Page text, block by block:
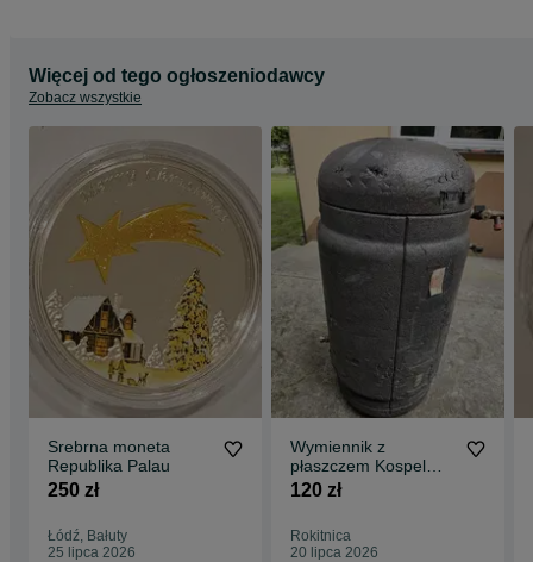
Więcej od tego ogłoszeniodawcy
Zobacz wszystkie
Srebrna moneta
Republika Palau
250 zł
Łódź, Bałuty
25 lipca 2026
Wymiennik z
płaszczem Kospel
WP-100
120 zł
Rokitnica
20 lipca 2026